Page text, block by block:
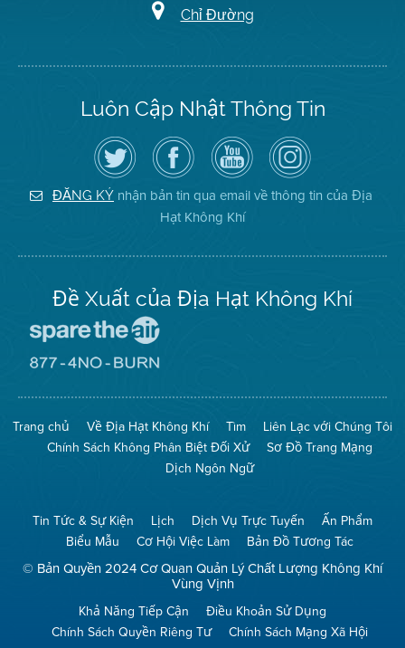
Chỉ Đường
Luôn Cập Nhật Thông Tin
Hãy
theo
dõi
Địa
Hạt
Không
Truy
cập
Trang
Facebook
của
Địa
Hạt
Kênh
YouTube
của
Địa
Hạt
Không
Khí
Air
District
on
Instagram
ĐĂNG KÝ nhận bản tin qua email về thông tin của Địa
Hạt Không Khí
Đề Xuất của Địa Hạt Không Khí
The
(Bảo
Toàn
Không
Khí)
Mạng
No
Burn
(Không
Đốt)
Trang chủ Về Địa Hạt Không Khí Tìm
Liên Lạc với Chúng Tôi
Chính Sách Không Phân Biệt Đối Xử
Sơ Đồ Trang Mạng
Dịch Ngôn Ngữ
Tin Tức & Sự Kiện Lịch Dịch Vụ Trực Tuyến
Ấn Phẩm
Biểu Mẫu
Cơ Hội Việc Làm Bản Đồ Tương Tác
© Bản Quyền 2024 Cơ Quan Quản Lý Chất Lượng Không Khí
Vùng Vịnh
Khả Năng Tiếp Cận
Điều Khoản Sử Dụng
Chính Sách Quyền Riêng Tư
Chính Sách Mạng Xã Hội